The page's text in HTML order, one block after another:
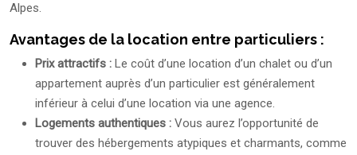
Alpes.
Avantages de la location entre particuliers :
Prix attractifs : Le coût d’une location d’un chalet ou d’un
appartement auprès d’un particulier est généralement
inférieur à celui d’une location via une agence.
Logements authentiques : Vous aurez l’opportunité de
trouver des hébergements atypiques et charmants, comme